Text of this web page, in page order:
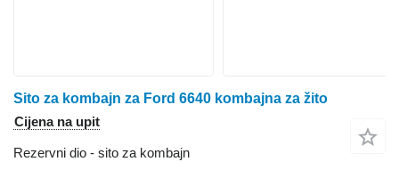
Sito za kombajn za Ford 6640 kombajna za žito
Cijena na upit
Rezervni dio - sito za kombajn